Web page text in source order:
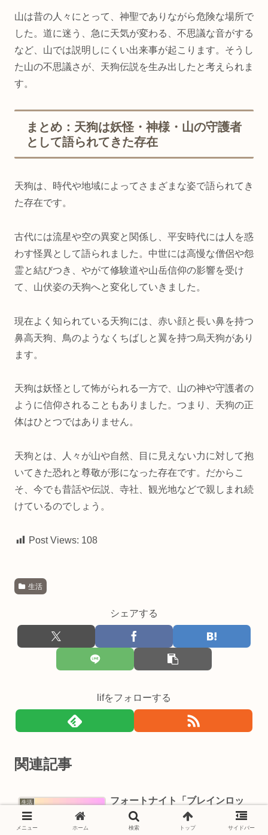
山は昔の人々にとって、神聖でありながら危険な場所で
した。道に迷う、急に天気が変わる、不思議な音がする
など、山では説明しにくい出来事が起こります。そうし
た山の不思議さが、天狗伝説を生み出したと考えられま
す。
まとめ：天狗は妖怪・神様・山の守護者
として語られてきた存在
天狗は、時代や地域によってさまざまな姿で語られてき
た存在です。
古代には流星や空の異変と関係し、平安時代には人を惑
わす怪異として語られました。中世には高慢な僧侶や怨
霊と結びつき、やがて修験道や山岳信仰の影響を受け
て、山伏姿の天狗へと変化していきました。
現在よく知られている天狗には、赤い顔と長い鼻を持つ
鼻高天狗、鳥のようなくちばしと翼を持つ烏天狗があり
ます。
天狗は妖怪として怖がられる一方で、山の神や守護者の
ように信仰されることもありました。つまり、天狗の正
体はひとつではありません。
天狗とは、人々が山や自然、目に見えない力に対して抱
いてきた恐れと尊敬が形になった存在です。だからこ
そ、今でも昔話や伝説、寺社、観光地などで親しまれ続
けているのでしょう。
Post Views: 108
生活
シェアする
lifをフォローする
関連記事
生活
フォートナイト「ブレインロッ
トを盗む」最新コードまとめ｜
入力方法＆注意点ガイド
メニュー ホーム 検索 トップ サイドバー